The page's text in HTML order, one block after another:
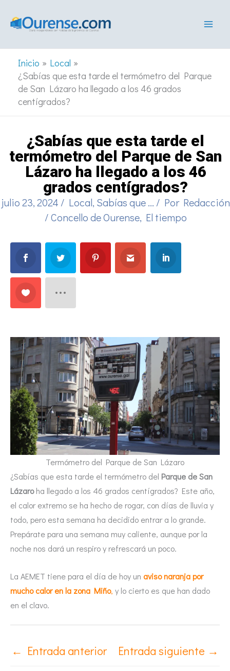
Inicio
Local
¿Sabías que esta tarde el termómetro del Parque
de San Lázaro ha llegado a los 46 grados
centígrados?
¿Sabías que esta tarde el
termómetro del Parque de San
Lázaro ha llegado a los 46
grados centígrados?
julio 23, 2024 / Local, Sabías que ... / Por Redacción
/Concello de Ourense, El tiempo
Termómetro del Parque de San Lázaro
¿Sabías que esta tarde el termómetro del Parque de San
Lázaroha llegado a los 46 grados centígrados? Este año,
el calor extremo se ha hecho de rogar, con días de lluvia y
todo, pero esta semana ha decidido entrar a lo grande.
Prepárate para una semana muy caliente, aunque por la
noche nos dará un respiro y refrescará un poco.
La AEMET tiene para el día de hoy un aviso naranja por
mucho calor en la zona Miño, y lo cierto es que han dado
en el clavo.
← Entrada anterior Entrada siguiente →